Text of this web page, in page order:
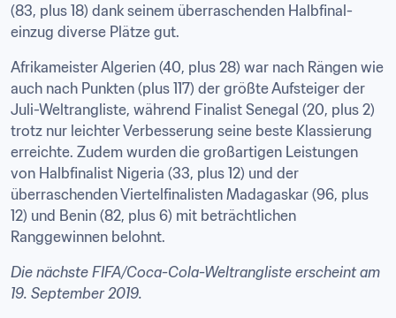
(83, plus 18) dank seinem überraschenden Halbfinal­
einzug diverse Plätze gut.
Afrikameister Algerien (40, plus 28) war nach Rängen wie
auch nach Punkten (plus 117) der größte Aufsteiger der
Juli-Weltrangliste, während Finalist Senegal (20, plus 2)
trotz nur leichter Verbesserung seine beste Klassierung
erreichte. Zudem wurden die großartigen Leistungen
von Halbfinalist Nigeria (33, plus 12) und der
überraschenden Viertelfinalisten Madagaskar (96, plus
12) und Benin (82, plus 6) mit beträchtlichen
Ranggewinnen belohnt.
Die nächste FIFA/Coca-Cola-Weltrangliste erscheint am
19. September 2019.